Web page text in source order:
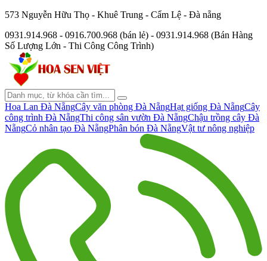
573 Nguyễn Hữu Thọ - Khuê Trung - Cẩm Lệ - Đà nẵng
0931.914.968 - 0916.700.968 (bán lẻ) - 0931.914.968 (Bán Hàng
Số Lượng Lớn - Thi Công Công Trình)
Hoa Lan Đà NẵngCây văn phòng Đà NẵngHạt giống Đà NẵngCây
công trình Đà NẵngThi công sân vườn Đà NẵngChậu trồng cây Đà
NẵngCỏ nhân tạo Đà NẵngPhân bón Đà NẵngVật tư nông nghiệp